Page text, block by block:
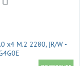
x4 M.2 2280, [R/W -